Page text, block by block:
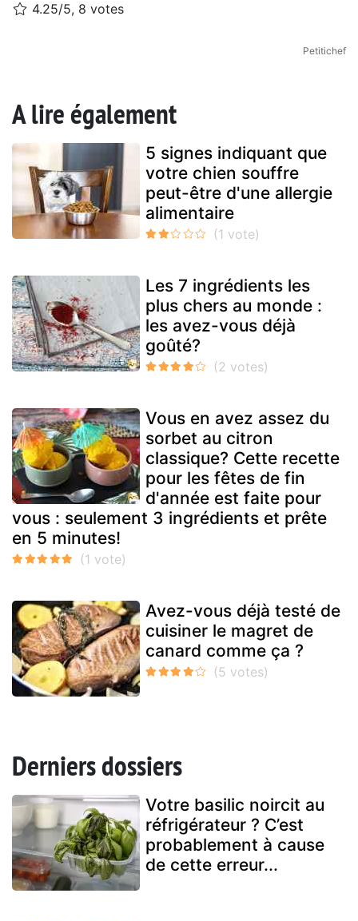
4.25/5, 8 votes
Petitichef
A lire également
5 signes indiquant que
votre chien souffre
peut-être d'une allergie
alimentaire
Les 7 ingrédients les
plus chers au monde :
les avez-vous déjà
goûté?
Vous en avez assez du
sorbet au citron
classique? Cette recette
pour les fêtes de fin
d'année est faite pour
vous : seulement 3 ingrédients et prête
en 5 minutes!
Avez-vous déjà testé de
cuisiner le magret de
canard comme ça ?
Derniers dossiers
Votre basilic noircit au
réfrigérateur ? C’est
probablement à cause
de cette erreur...